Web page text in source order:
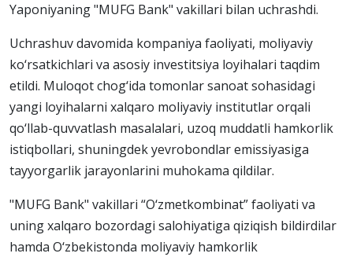
Yaponiyaning "MUFG Bank" vakillari bilan uchrashdi.
Uchrashuv davomida kompaniya faoliyati, moliyaviy
ko‘rsatkichlari va asosiy investitsiya loyihalari taqdim
etildi. Muloqot chog‘ida tomonlar sanoat sohasidagi
yangi loyihalarni xalqaro moliyaviy institutlar orqali
qo‘llab-quvvatlash masalalari, uzoq muddatli hamkorlik
istiqbollari, shuningdek yevrobondlar emissiyasiga
tayyorgarlik jarayonlarini muhokama qildilar.
"MUFG Bank" vakillari “O‘zmetkombinat” faoliyati va
uning xalqaro bozordagi salohiyatiga qiziqish bildirdilar
hamda O‘zbekistonda moliyaviy hamkorlik